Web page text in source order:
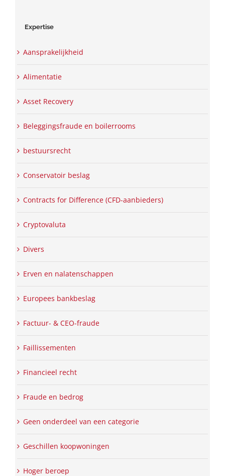
Expertise
Aansprakelijkheid
Alimentatie
Asset Recovery
Beleggingsfraude en boilerrooms
bestuursrecht
Conservatoir beslag
Contracts for Difference (CFD-aanbieders)
Cryptovaluta
Divers
Erven en nalatenschappen
Europees bankbeslag
Factuur- & CEO-fraude
Faillissementen
Financieel recht
Fraude en bedrog
Geen onderdeel van een categorie
Geschillen koopwoningen
Hoger beroep